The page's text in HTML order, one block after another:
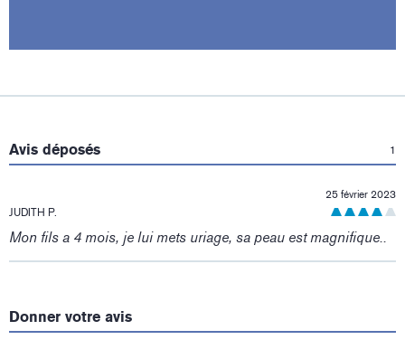
Avis déposés: 1
JUDITH P.
25 février 2023
Mon fils a 4 mois, je lui mets uriage, sa peau est magnifique..
Donner votre avis